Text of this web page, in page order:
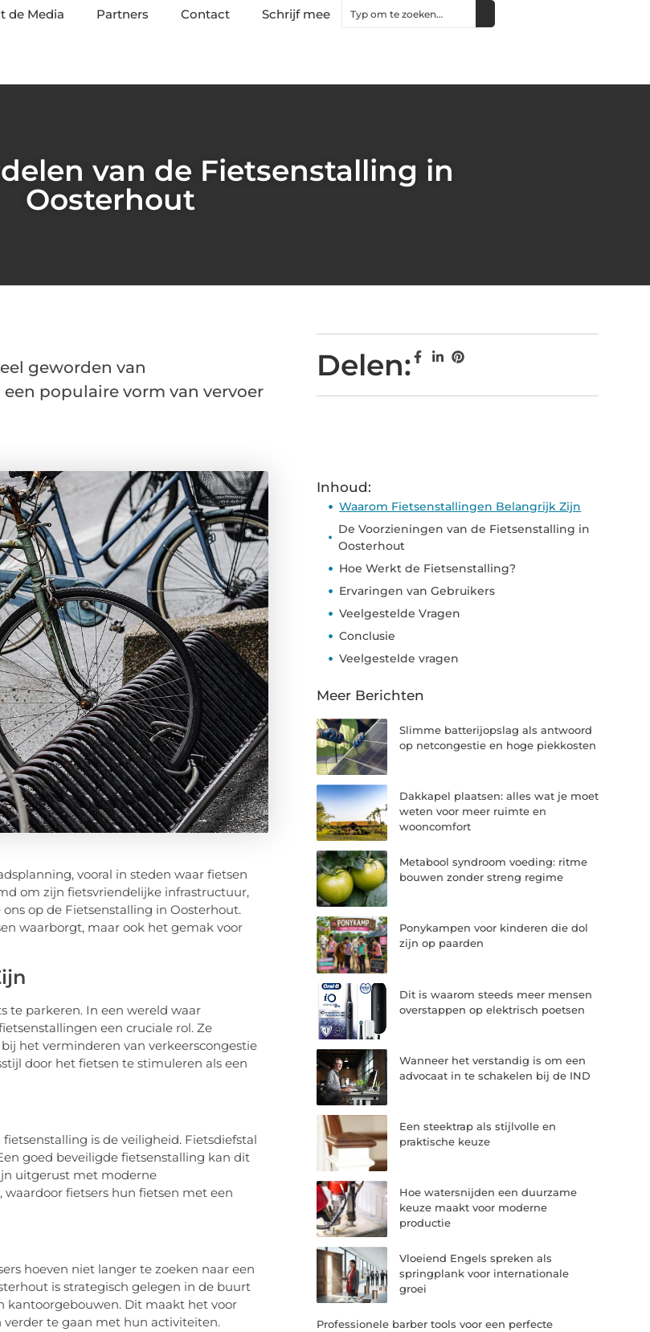
de Media Partners Contact Schrijf mee
van de Fietsenstalling in
Oosterhout
geworden van
populaire vorm van vervoer
vooral in steden waar fietsen
om zijn fietsvriendelijke infrastructuur,
op de Fietsenstalling in Oosterhout.
waarborgt, maar ook het gemak voor
te parkeren. In een wereld waar
een cruciale rol. Ze
het verminderen van verkeerscongestie
door het fietsen te stimuleren als een
is de veiligheid. Fietsdiefstal
goed beveiligde fietsenstalling kan dit
uitgerust met moderne
fietsers hun fietsen met een
hoeven niet langer te zoeken naar een
is strategisch gelegen in de buurt
kantoorgebouwen. Dit maakt het voor
te gaan met hun activiteiten.
Delen:
Inhoud:
Waarom Fietsenstallingen Belangrijk Zijn
De Voorzieningen van de Fietsenstalling in
Oosterhout
Hoe Werkt de Fietsenstalling?
Ervaringen van Gebruikers
Veelgestelde Vragen
Conclusie
Veelgestelde vragen
Meer Berichten
Slimme batterijopslag als antwoord
op netcongestie en hoge piekkosten
Dakkapel plaatsen: alles wat je moet
weten voor meer ruimte en
wooncomfort
Metabool syndroom voeding: ritme
bouwen zonder streng regime
Ponykampen voor kinderen die dol
zijn op paarden
Dit is waarom steeds meer mensen
overstappen op elektrisch poetsen
Wanneer het verstandig is om een
advocaat in te schakelen bij de IND
Een steektrap als stijlvolle en
praktische keuze
Hoe watersnijden een duurzame
keuze maakt voor moderne
productie
Vloeiend Engels spreken als
springplank voor internationale
groei
Professionele barber tools voor een perfecte